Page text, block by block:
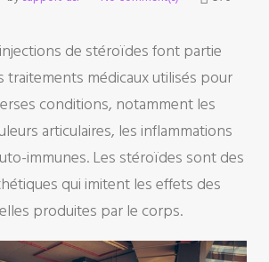
de stéroïdes font partie
traitements médicaux utilisés pour
conditions, notamment les
articulaires, les inflammations
immunes. Les stéroïdes sont des
qui imitent les effets des
produites par le corps.